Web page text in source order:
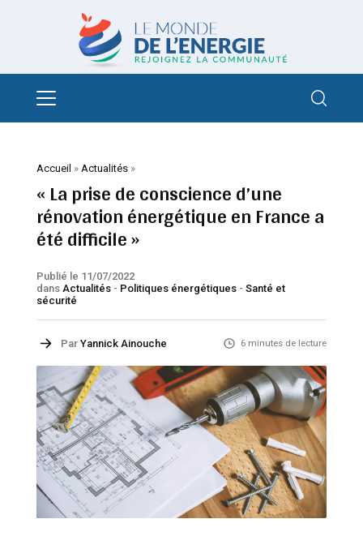
Accueil » Actualités»
« La prise de conscience d’une
rénovation énergétique en France a
été difficile »
Publié le 11/07/2022
dans Actualités- Politiques énergétiques- Santé et
sécurité
Par Yannick Ainouche 6 minutes de lecture